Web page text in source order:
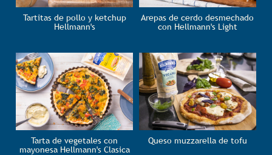
Tartitas de pollo y ketchup
Hellmann's
Arepas de cerdo desmechado
con Hellmann's Light
Tarta de vegetales con
mayonesa Hellmann's Clasica
Queso muzzarella de tofu